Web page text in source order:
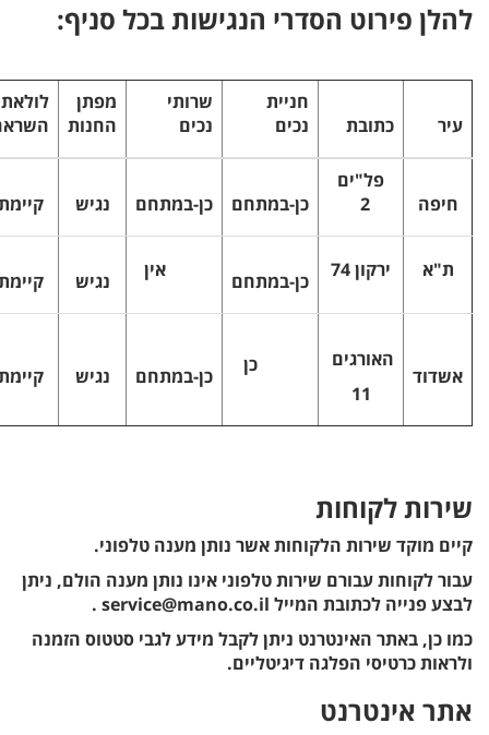
להלן פירוט הסדרי הנגישות בכל סניף:
עיר כתובת
חניית
נכים
שרותי
נכים
מפתן
החנות
לולאת
חיפה
פל"ים
2
כן-במתחם כן-במתחם נגיש
ת"א ירקון 74 כן-במתחם אין נגיש
אשדוד
האורגים
11
כן כן-במתחם נגיש
שירות לקוחות
קיים מוקד שירות הלקוחות אשר נותן מענה טלפוני.
עבור לקוחות עבורם שירות טלפוני אינו נותן מענה הולם, ניתן
לבצע פנייה לכתובת המייל service@mano.co.il .
כמו כן, באתר האינטרנט ניתן לקבל מידע לגבי סטטוס הזמנה
ולראות כרטיסי הפלגה דיגיטליים.
אתר אינטרנט